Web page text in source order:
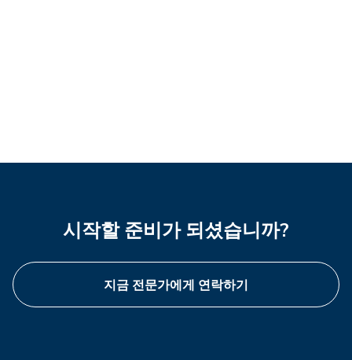
시작할 준비가 되셨습니까?
지금 전문가에게 연락하기